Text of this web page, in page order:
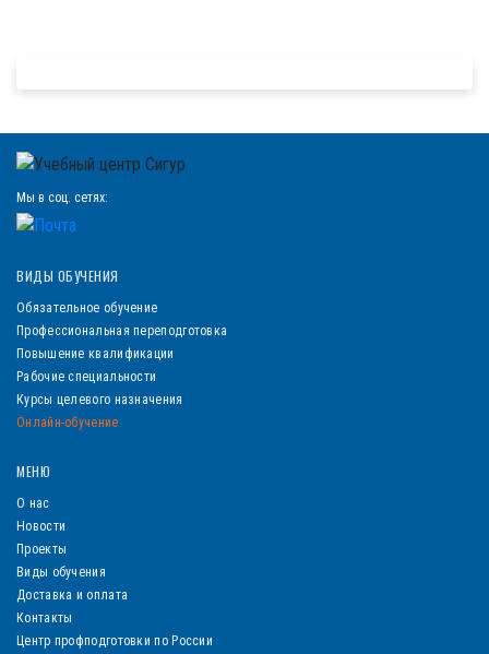
Мы в соц. сетях:
ВИДЫ ОБУЧЕНИЯ
Обязательное обучение
Профессиональная переподготовка
Повышение квалификации
Рабочие специальности
Курсы целевого назначения
Онлайн-обучение
МЕНЮ
О нас
Новости
Проекты
Виды обучения
Доставка и оплата
Контакты
Центр профподготовки по России